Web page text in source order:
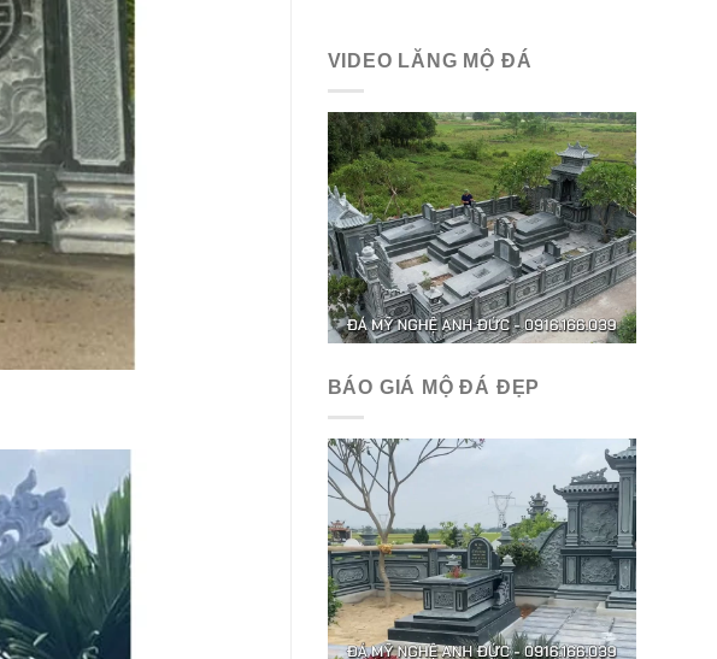
VIDEO LĂNG MỘ ĐÁ
BÁO GIÁ MỘ ĐÁ ĐẸP